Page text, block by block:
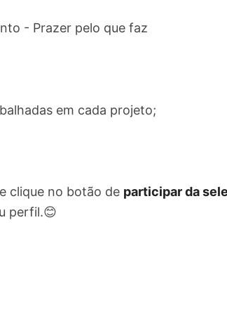
- Prazer pelo que faz
em cada projeto;
e clique no botão de participar da
perfil.😊